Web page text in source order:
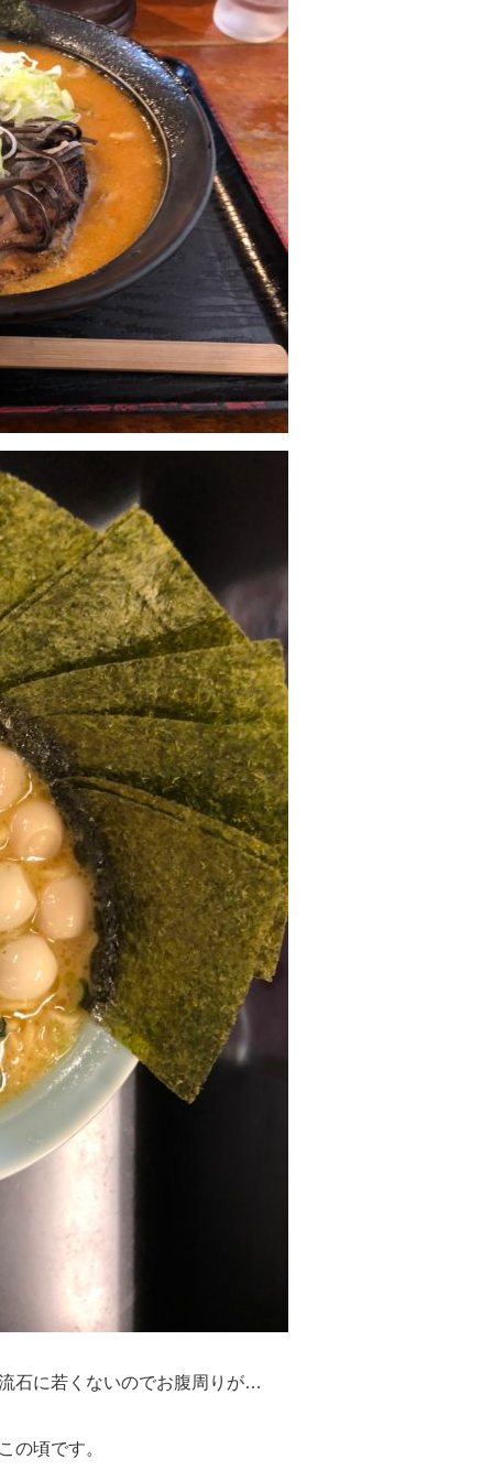
石に若くないのでお腹周りが…
の頃です。